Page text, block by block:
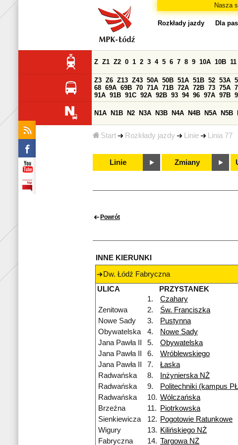
Nasza
Start Rozkłady jazdy Linie Linia 77
Rozkłady jazdy Dla
Z Z1 Z2 0 1 2 3 4 5 6 7 8 9 10A 10B 11
Z3 Z6 Z13 Z43 50A 50B 51A 51B 52 53A
68 69A 69B 70 71A 71B 72A 72B 73 75A
91A 91B 91C 92A 92B 93 94 96 97A 97B
N1A N1B N2 N3A N3B N4A N4B N5A N5B
Linie Zmiany
Powrót
INNE KIERUNKI
Dw. Łódź Fabryczna
ULICA
PRZYSTANEK
1.
Czahary
Zenitowa
2. Św. Franciszka
Nowe Sady
3.
Pustynna
Obywatelska
4. Nowe Sady
Jana Pawła II
5. Obywatelska
Jana Pawła II
6. Wróblewskiego
Jana Pawła II
7. Łaska
Radwańska
8.
Inżynierska NŻ
Radwańska
9. Politechniki (kampus
Radwańska
10. Wólczańska
Brzeźna
11. Piotrkowska
Sienkiewicza
12. Pogotowie Ratunkowe
Wigury
13. Kilińskiego NŻ
Fabryczna
14. Targowa NŻ